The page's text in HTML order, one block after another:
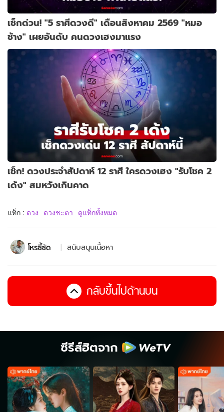
เช็กด่วน! "5 ราศีดวงดี" เดือนสิงหาคม 2569 "หมอ
ช้าง" เผยอันดับ คนดวงเฮงมาแรง
เช็ก! ดวงประจำสัปดาห์ 12 ราศี ใครดวงเฮง "รับโชค 2
เด้ง" สมหวังเกินคาด
แท็ก : ดวง ดวงชะตา ดูแท็กทั้งหมด
สนับสนุนเนื้อหา
กลับขึ้นไปด้านบน
ซีรีส์ฮิตจาก